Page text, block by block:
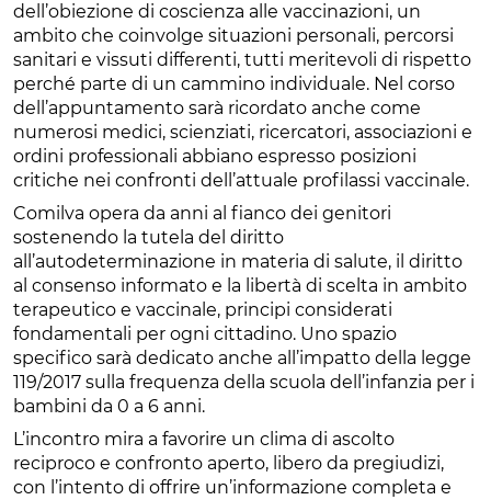
dell’obiezione di coscienza alle vaccinazioni, un
ambito che coinvolge situazioni personali, percorsi
sanitari e vissuti differenti, tutti meritevoli di rispetto
perché parte di un cammino individuale. Nel corso
dell’appuntamento sarà ricordato anche come
numerosi medici, scienziati, ricercatori, associazioni e
ordini professionali abbiano espresso posizioni
critiche nei confronti dell’attuale profilassi vaccinale.
Comilva opera da anni al fianco dei genitori
sostenendo la tutela del diritto
all’autodeterminazione in materia di salute, il diritto
al consenso informato e la libertà di scelta in ambito
terapeutico e vaccinale, principi considerati
fondamentali per ogni cittadino. Uno spazio
specifico sarà dedicato anche all’impatto della legge
119/2017 sulla frequenza della scuola dell’infanzia per i
bambini da 0 a 6 anni.
L’incontro mira a favorire un clima di ascolto
reciproco e confronto aperto, libero da pregiudizi,
con l’intento di offrire un’informazione completa e